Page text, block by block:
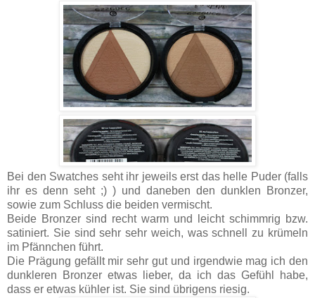
Bei den Swatches seht ihr jeweils erst das helle Puder (falls
ihr es denn seht ;) ) und daneben den dunklen Bronzer,
sowie zum Schluss die beiden vermischt.
Beide Bronzer sind recht warm und leicht schimmrig bzw.
satiniert. Sie sind sehr sehr weich, was schnell zu krümeln
im Pfännchen führt.
Die Prägung gefällt mir sehr gut und irgendwie mag ich den
dunkleren Bronzer etwas lieber, da ich das Gefühl habe,
dass er etwas kühler ist. Sie sind übrigens riesig.